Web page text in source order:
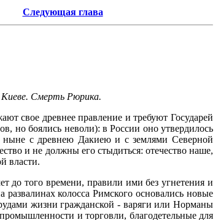
Следующая глава
Киеве. Смерть Рюрика.
свое древнее правление и требуют Государей
но боялись неволи): в России оно утвердилось
ныне с древнею Дакиею и с землями Северной
и не должны его стыдиться: отечество наше,
власти.
до того времени, правили ими без угнетения и
колосса Римского основались новые
жизни гражданской - варяги или Норманы
и торговли, благодетельные для